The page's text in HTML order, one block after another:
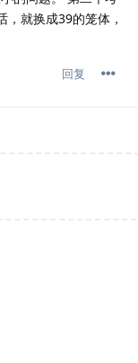
就换成39的笼体，
回复